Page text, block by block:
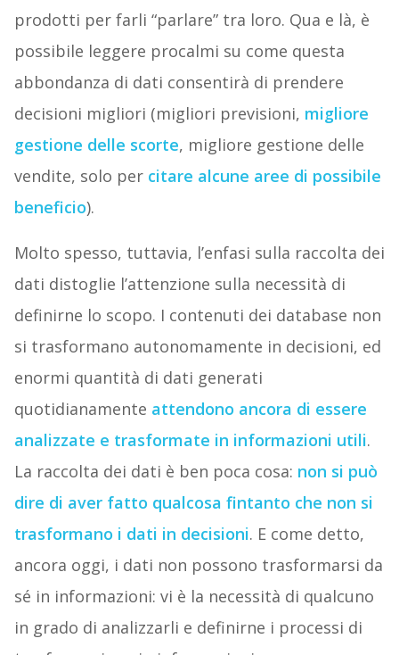
prodotti per farli “parlare” tra loro. Qua e là, è
possibile leggere procalmi su come questa
abbondanza di dati consentirà di prendere
decisioni migliori (migliori previsioni, migliore
gestione delle scorte, migliore gestione delle
vendite, solo per citare alcune aree di possibile
beneficio).
Molto spesso, tuttavia, l’enfasi sulla raccolta dei
dati distoglie l’attenzione sulla necessità di
definirne lo scopo. I contenuti dei database non
si trasformano autonomamente in decisioni, ed
enormi quantità di dati generati
quotidianamente attendono ancora di essere
analizzate e trasformate in informazioni utili.
La raccolta dei dati è ben poca cosa: non si può
dire di aver fatto qualcosa fintanto che non si
trasformano i dati in decisioni. E come detto,
ancora oggi, i dati non possono trasformarsi da
sé in informazioni: vi è la necessità di qualcuno
in grado di analizzarli e definirne i processi di